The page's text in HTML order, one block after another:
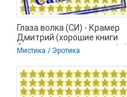
Глаза волка (СИ) - Крамер
Дмитрий (хорошие книги
бесплатные полностью txt,
Мистика / Эротика